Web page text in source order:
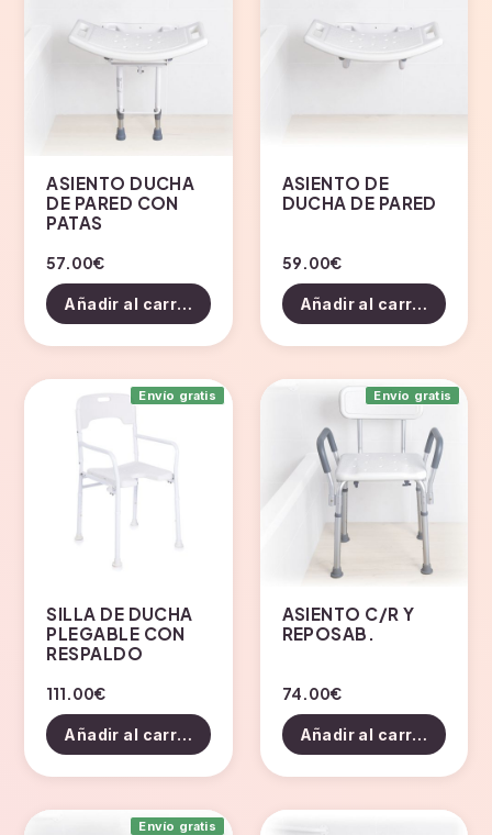
ASIENTO DUCHA
DE PARED CON
PATAS
57.00€
Añadir al carrito
ASIENTO DE
DUCHA DE PARED
59.00€
Añadir al carrito
Envío gratis
SILLA DE DUCHA
PLEGABLE CON
RESPALDO
111.00€
Añadir al carrito
Envío gratis
ASIENTO C/R Y
REPOSAB.
74.00€
Añadir al carrito
Envío gratis